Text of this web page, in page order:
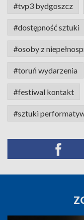
#tvp3 bydgoszcz
#dostępność sztuki
#osoby z
#toruń wydarzenia
#festiwal kontakt
#sztuki